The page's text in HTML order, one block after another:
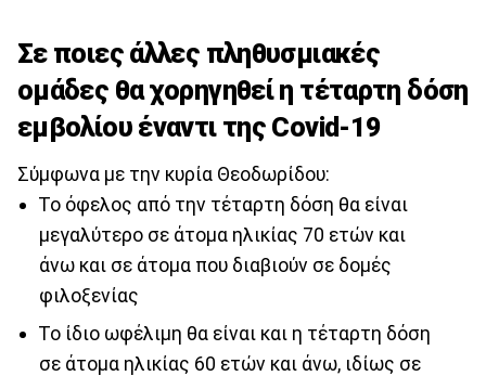
Σε ποιες άλλες πληθυσμιακές
ομάδες θα χορηγηθεί η τέταρτη δόση
εμβολίου έναντι της Covid-19
Σύμφωνα με την κυρία Θεοδωρίδου:
Το όφελος από την τέταρτη δόση θα είναι
μεγαλύτερο σε άτομα ηλικίας 70 ετών και
άνω και σε άτομα που διαβιούν σε δομές
φιλοξενίας
Το ίδιο ωφέλιμη θα είναι και η τέταρτη δόση
σε άτομα ηλικίας 60 ετών και άνω, ιδίως σε